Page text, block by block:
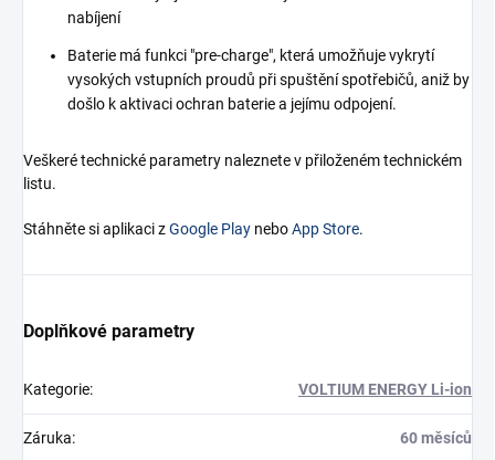
nabíjení
Baterie má funkci "pre-charge", která umožňuje vykrytí
vysokých vstupních proudů při spuštění spotřebičů, aniž by
došlo k aktivaci ochran baterie a jejímu odpojení.
Veškeré technické parametry naleznete v přiloženém technickém
listu.
Stáhněte si aplikaci zGoogle Play neboApp Store.
Doplňkové parametry
Kategorie: VOLTIUM ENERGY Li-ion
Záruka: 60 měsíců